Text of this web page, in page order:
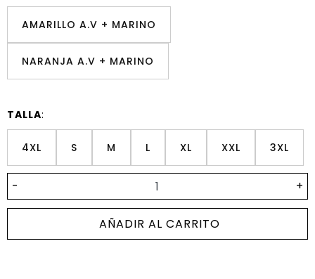
AMARILLO A.V + MARINO
NARANJA A.V + MARINO
TALLA:
4XL S M L XL XXL 3XL
- +
AÑADIR AL CARRITO